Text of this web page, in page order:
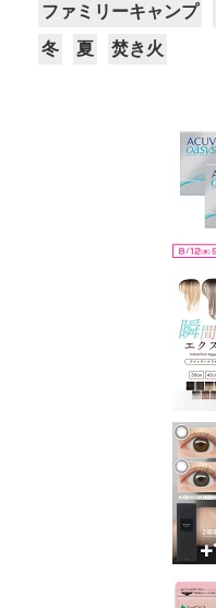
ファミリーキャンプ
冬
夏 焚き火